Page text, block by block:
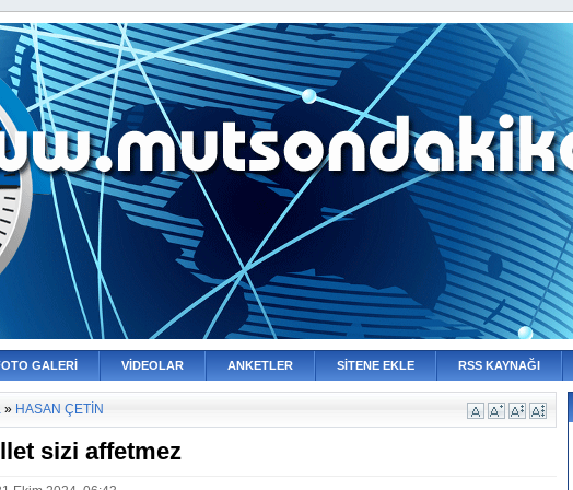
GALERİ VİDEOLAR ANKETLER SİTENE EKLE RSS KAYNAĞI
» HASAN ÇETİN
sizi affetmez